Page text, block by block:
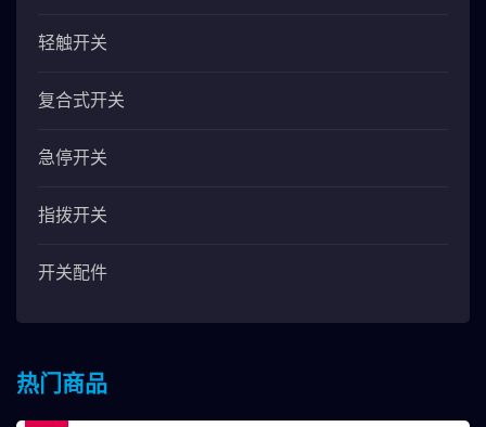
轻触开关
复合式开关
急停开关
指拨开关
开关配件
热门商品